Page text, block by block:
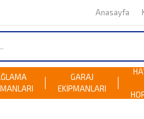
Anasayfa
GARAJ
EKİPMANLARI